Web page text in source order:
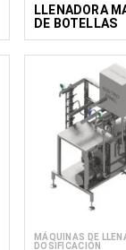
LLENADORA
DE BOTELLAS
MÁQUINAS DE
DOSIFICACIÓN